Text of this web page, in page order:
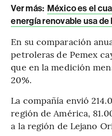
Ver más: México es el
energía renovable usa de
En su comparación
petroleras de Pemex
que en la medición
20%.
La compañía envió
región de América,
a la región de Lejano